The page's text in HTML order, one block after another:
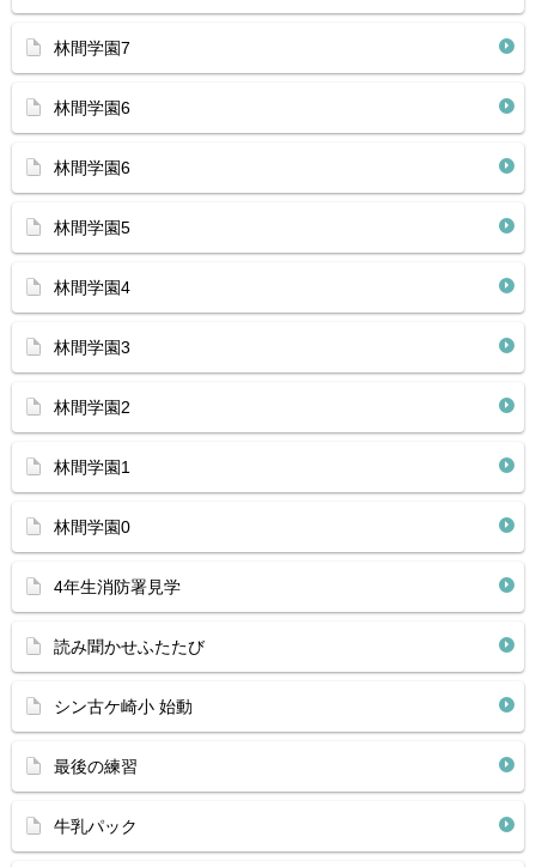
林間学園7
林間学園6
林間学園6
林間学園5
林間学園4
林間学園3
林間学園2
林間学園1
林間学園0
4年生消防署見学
読み聞かせふたたび
シン古ケ崎小 始動
最後の練習
牛乳パック